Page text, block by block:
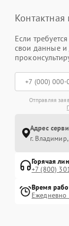
Если
свои данные и
Отправляя
Адрес
г.
Горячая
+7 (800)
Время
Ежедневно